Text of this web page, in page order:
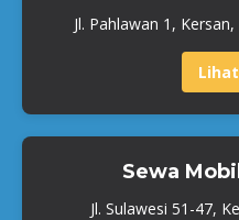
Jl. Pahlawan 1,
Sewa
Jl. Sulawesi 51-47,